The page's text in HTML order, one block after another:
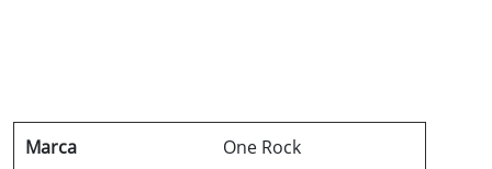
Marca
One Rock